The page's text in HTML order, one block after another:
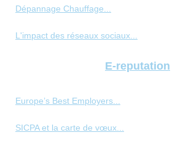
Dépannage Chauffage...
L'impact des réseaux sociaux...
E-reputation
Europe’s Best Employers...
SICPA et la carte de vœux...